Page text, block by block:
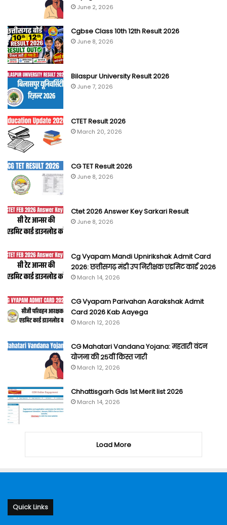
June 2, 2026
Cgbse Class 10th 12th Result 2026
June 8, 2026
Bilaspur University Result 2026
June 7, 2026
CTET Result 2026
March 20, 2026
CG TET Result 2026
June 8, 2026
Ctet 2026 Answer Key Sarkari Result
June 8, 2026
Cg Vyapam Mandi Upnirikshak Admit Card
2026: छत्तीसगढ़ मंडी उप निरीक्षक एडमिट कार्ड 2026
March 14, 2026
CG Vyapam Parivahan Aarakshak Admit
Card 2026 Kab Aayega
March 12, 2026
CG Mahatari Vandana Yojana: महतारी वंदन
योजना की 25वीं किस्त जारी
March 12, 2026
Chhattisgarh Gds 1st Merit list 2026
March 14, 2026
Load More
Quick Links